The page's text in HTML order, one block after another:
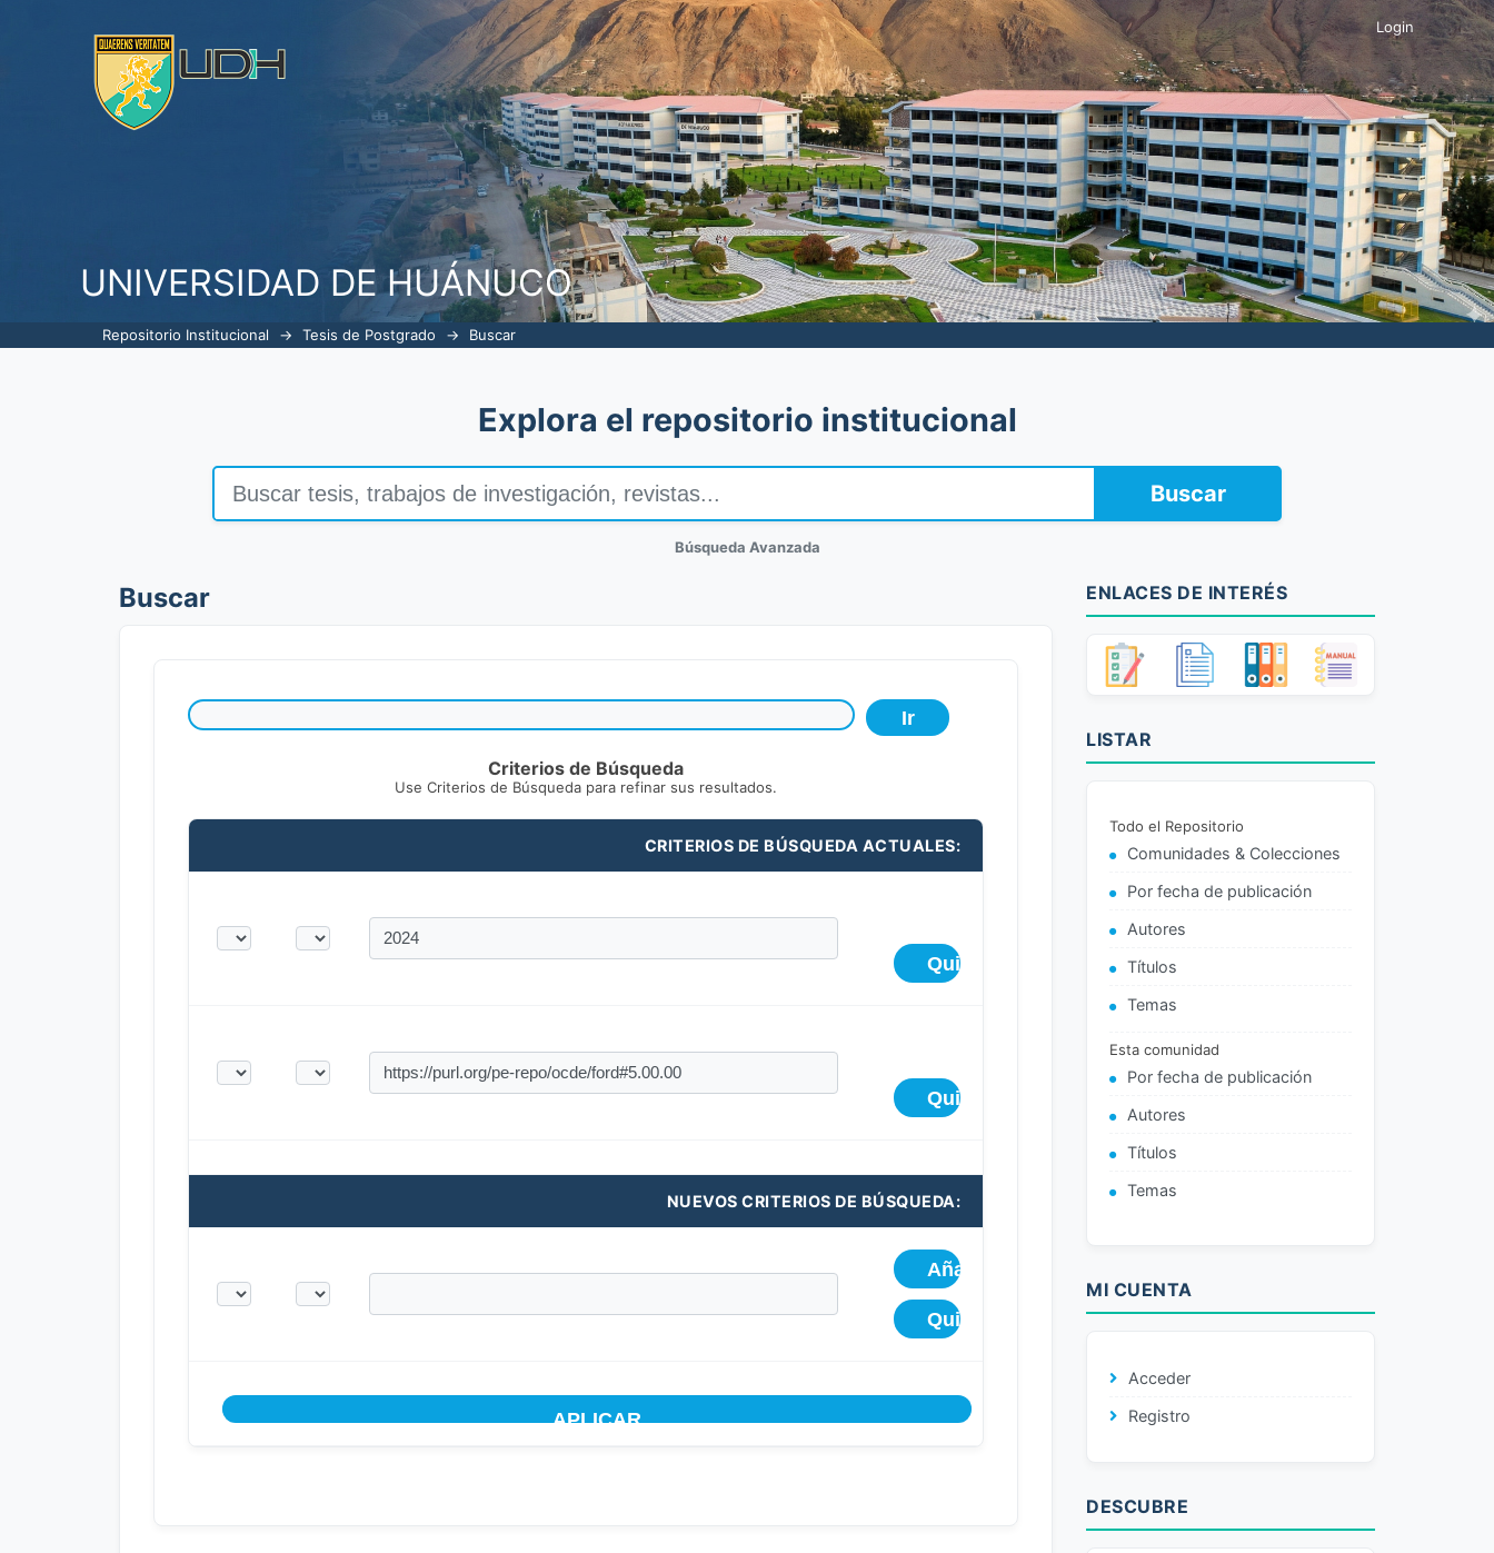
UNIVERSIDAD DE HUÁNUCO
Login
Repositorio Institucional → Tesis de Postgrado → Buscar
Explora el repositorio institucional
Buscar
Búsqueda Avanzada
Buscar
Criterios de Búsqueda
Use Criterios de Búsqueda para refinar sus resultados.
CRITERIOS DE BÚSQUEDA ACTUALES:
NUEVOS CRITERIOS DE BÚSQUEDA:
ENLACES DE INTERÉS
LISTAR
Todo el Repositorio
Comunidades & Colecciones
Por fecha de publicación
Autores
Títulos
Temas
Esta comunidad
Por fecha de publicación
Autores
Títulos
Temas
MI CUENTA
Acceder
Registro
DESCUBRE